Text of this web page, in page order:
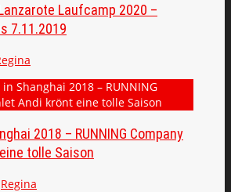
Laufcamp 2020 –
7.11.2019
2018 – RUNNING Company
tolle Saison
Regina